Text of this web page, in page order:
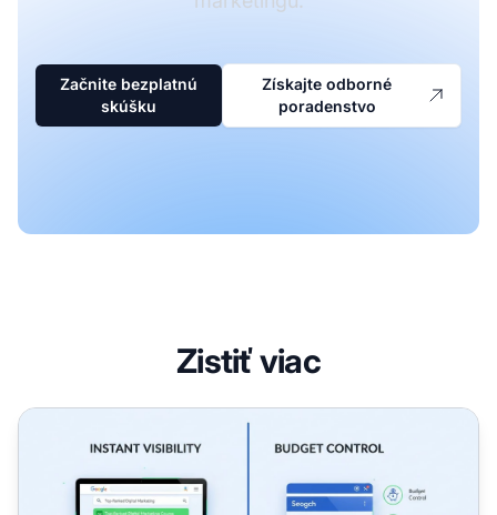
Začnite bezplatnú
skúšku
Získajte odborné
poradenstvo
Zistiť viac
Aké sú hlavné výhody PPC reklamy?